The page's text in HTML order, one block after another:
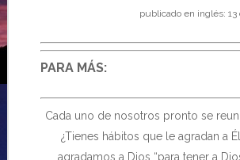
publicado en inglés:
PARA MÁS:
Cada uno de nosotros pronto se
¿Tienes hábitos que le agradan a
agradamos a Dios “para tener a